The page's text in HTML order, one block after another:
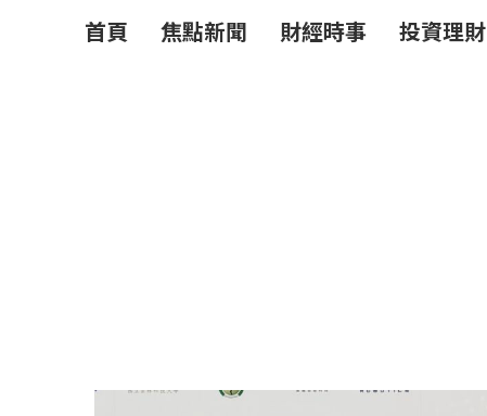
首頁 焦點新聞 財經時事 投資理財